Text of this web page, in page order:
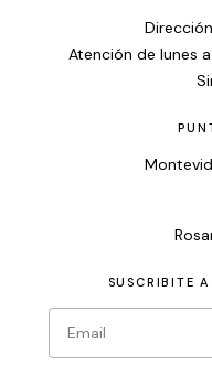
Atención de lunes
SUSCRIBITE